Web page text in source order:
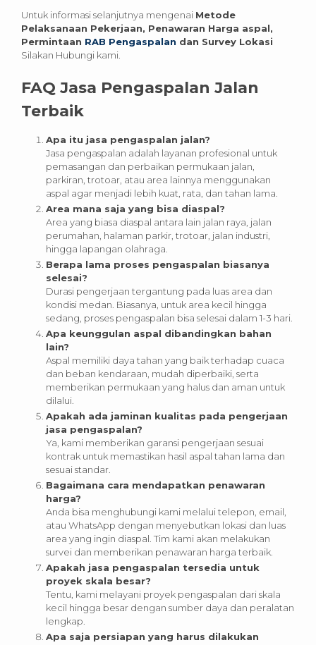
Untuk informasi selanjutnya mengenai Metode
Pelaksanaan Pekerjaan, Penawaran Harga aspal,
Permintaan RAB Pengaspalan dan Survey Lokasi
Silakan Hubungi kami.
FAQ Jasa Pengaspalan Jalan
Terbaik
Apa itu jasa pengaspalan jalan?
Jasa pengaspalan adalah layanan profesional untuk
pemasangan dan perbaikan permukaan jalan,
parkiran, trotoar, atau area lainnya menggunakan
aspal agar menjadi lebih kuat, rata, dan tahan lama.
Area mana saja yang bisa diaspal?
Area yang biasa diaspal antara lain jalan raya, jalan
perumahan, halaman parkir, trotoar, jalan industri,
hingga lapangan olahraga.
Berapa lama proses pengaspalan biasanya
selesai?
Durasi pengerjaan tergantung pada luas area dan
kondisi medan. Biasanya, untuk area kecil hingga
sedang, proses pengaspalan bisa selesai dalam 1-3 hari.
Apa keunggulan aspal dibandingkan bahan
lain?
Aspal memiliki daya tahan yang baik terhadap cuaca
dan beban kendaraan, mudah diperbaiki, serta
memberikan permukaan yang halus dan aman untuk
dilalui.
Apakah ada jaminan kualitas pada pengerjaan
jasa pengaspalan?
Ya, kami memberikan garansi pengerjaan sesuai
kontrak untuk memastikan hasil aspal tahan lama dan
sesuai standar.
Bagaimana cara mendapatkan penawaran
harga?
Anda bisa menghubungi kami melalui telepon, email,
atau WhatsApp dengan menyebutkan lokasi dan luas
area yang ingin diaspal. Tim kami akan melakukan
survei dan memberikan penawaran harga terbaik.
Apakah jasa pengaspalan tersedia untuk
proyek skala besar?
Tentu, kami melayani proyek pengaspalan dari skala
kecil hingga besar dengan sumber daya dan peralatan
lengkap.
Apa saja persiapan yang harus dilakukan